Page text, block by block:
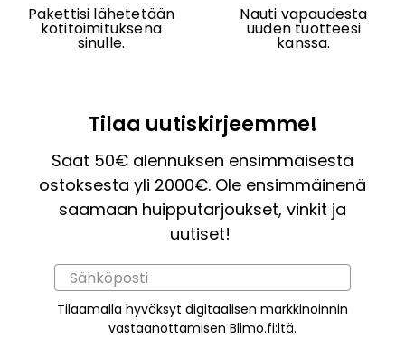
Pakettisi lähetetään
kotitoimituksena
sinulle.
Nauti vapaudesta
uuden tuotteesi
kanssa.
Tilaa uutiskirjeemme!
Saat 50€ alennuksen ensimmäisestä
ostoksesta yli 2000€. Ole ensimmäinenä
saamaan huipputarjoukset, vinkit ja
uutiset!
Tilaamalla hyväksyt digitaalisen markkinoinnin
vastaanottamisen Blimo.fi:ltä.